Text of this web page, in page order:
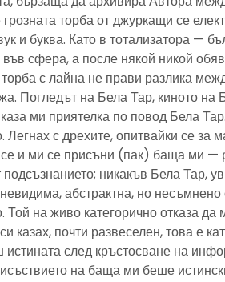
грозната торба от джуркащи се
и буква. Като в тотализатора —
във сфера, а после някой никой
торба с лайна не прави разлика
Погледът на Бела Тар, киното на
ми приятелка по повод Бела
Легнах с дрехите, опитвайки се за
и ми се присъни (пак) баща ми —
подсъзнанието; никакъв Бела Тар,
абстрактна, но
Той на живо категорично отказа да
казах, почти развеселен, това е
след кръстосване на
на баща ми беше